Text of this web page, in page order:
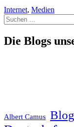
Internet, Medien
Suche
nach:
Die Blogs
Albert Camus Blog